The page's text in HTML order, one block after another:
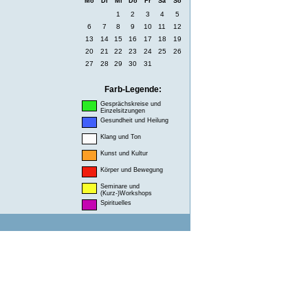
1 2 3 4
5
6
7 8 9 10 11
12
13
14 15 16 17 18
19
20
21 22 23 24 25
26
27
28 29 30 31
Farb-Legende:
Gesprächskreise und
Einzelsitzungen
Gesundheit und Heilung
Klang und Ton
Kunst und Kultur
Körper und Bewegung
Seminare und
(Kurz-)Workshops
Spirituelles